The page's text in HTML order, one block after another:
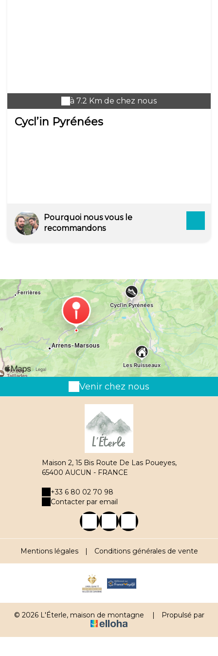
à 7.2 Km de chez nous
Cycl’in Pyrénées
Pourquoi nous vous le
recommandons
Venir chez nous
Maison 2, 15 Bis Route De Las Poueyes,
65400 AUCUN - FRANCE
+33 6 80 02 70 98
Contacter par email
Mentions légales | Conditions générales de vente
© 2026 L'Éterle, maison de montagne | Propulsé par